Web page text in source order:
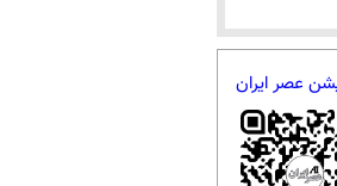
عصر ایران